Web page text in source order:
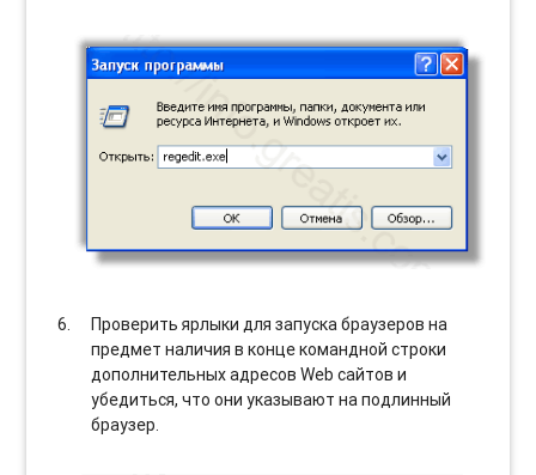
Проверить ярлыки для запуска браузеров на
предмет наличия в конце командной строки
дополнительных адресов Web сайтов и
убедиться, что они указывают на подлинный
браузер.